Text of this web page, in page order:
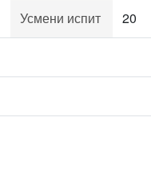
Усмени испит 20